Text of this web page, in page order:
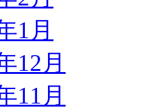
1月
12月
11月